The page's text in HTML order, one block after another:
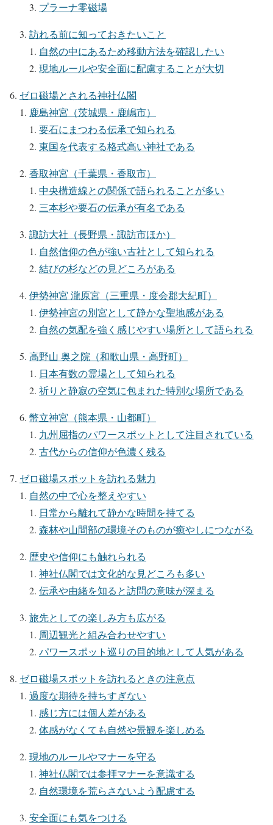
プラーナ零磁場
訪れる前に知っておきたいこと
自然の中にあるため移動方法を確認したい
現地ルールや安全面に配慮することが大切
ゼロ磁場とされる神社仏閣
鹿島神宮（茨城県・鹿嶋市）
要石にまつわる伝承で知られる
東国を代表する格式高い神社である
香取神宮（千葉県・香取市）
中央構造線との関係で語られることが多い
三本杉や要石の伝承が有名である
諏訪大社（長野県・諏訪市ほか）
自然信仰の色が強い古社として知られる
結びの杉などの見どころがある
伊勢神宮 瀧原宮（三重県・度会郡大紀町）
伊勢神宮の別宮として静かな聖地感がある
自然の気配を強く感じやすい場所として語られる
高野山 奥之院（和歌山県・高野町）
日本有数の霊場として知られる
祈りと静寂の空気に包まれた特別な場所である
幣立神宮（熊本県・山都町）
九州屈指のパワースポットとして注目されている
古代からの信仰が色濃く残る
ゼロ磁場スポットを訪れる魅力
自然の中で心を整えやすい
日常から離れて静かな時間を持てる
森林や山間部の環境そのものが癒やしにつながる
歴史や信仰にも触れられる
神社仏閣では文化的な見どころも多い
伝承や由緒を知ると訪問の意味が深まる
旅先としての楽しみ方も広がる
周辺観光と組み合わせやすい
パワースポット巡りの目的地として人気がある
ゼロ磁場スポットを訪れるときの注意点
過度な期待を持ちすぎない
感じ方には個人差がある
体感がなくても自然や景観を楽しめる
現地のルールやマナーを守る
神社仏閣では参拝マナーを意識する
自然環境を荒らさないよう配慮する
安全面にも気をつける